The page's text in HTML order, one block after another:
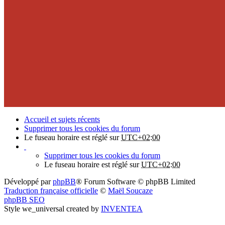
Accueil et sujets récents
Supprimer tous les cookies du forum
Le fuseau horaire est réglé surUTC+02:00
Supprimer tous les cookies du forum
Le fuseau horaire est réglé surUTC+02:00
Développé parphpBB® Forum Software © phpBB Limited
Traduction française officielle © Maël Soucaze
phpBB SEO
Style we_universal created by INVENTEA